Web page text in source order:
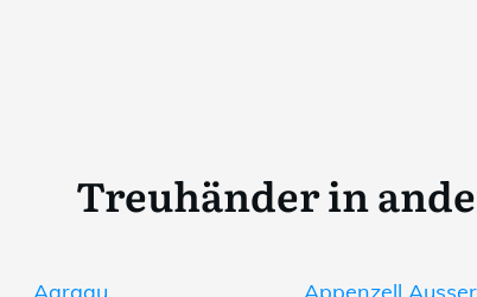
Treuhänder in